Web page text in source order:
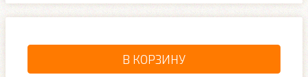
В КОРЗИНУ